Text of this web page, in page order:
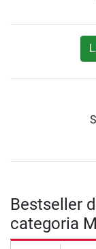
Bestseller
categoria